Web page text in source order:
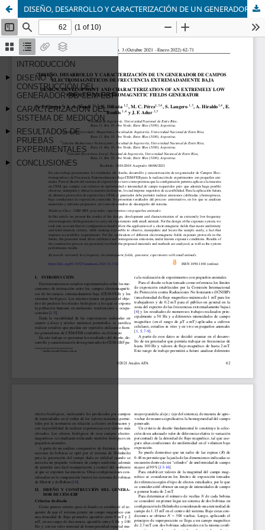
DISEÑO, DESARROLLO Y CARACTERIZACIÓN DE UN GENERADOR DE CAMPOS ELECTROMAGNÉTICOS DE FRECUENCIA EXTREMADAMENTE BAJA